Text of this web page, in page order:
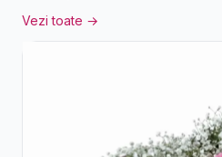
Vezi toate →